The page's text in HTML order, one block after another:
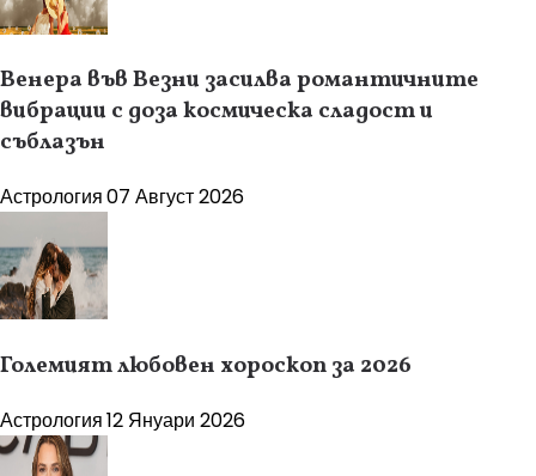
Венера във Везни засилва романтичните
вибрации с доза космическа сладост и
съблазън
Астрология07 Август 2026
Големият любовен хороскоп за 2026
Астрология12 Януари 2026